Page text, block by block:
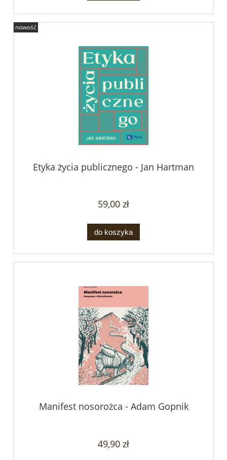
Etyka życia publicznego - Jan Hartman
59,00 zł
do koszyka
nowość
Manifest nosorożca - Adam Gopnik
49,90 zł